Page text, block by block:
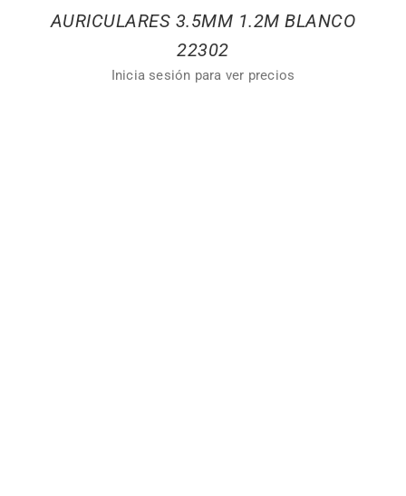
AURICULARES 3.5MM 1.2M BLANCO
22302
Inicia sesión para ver precios